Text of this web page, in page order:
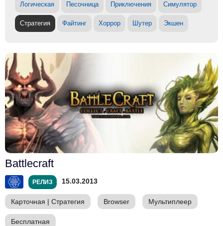
Логическая Песочница Приключения Симулятор
Стратегия Файтинг Хоррор Шутер Экшен
Battlecraft
РЕЛИЗ 15.03.2013
Карточная | Стратегия Browser Мультиплеер
Бесплатная